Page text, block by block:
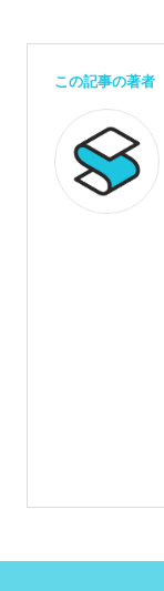
この記事の著者